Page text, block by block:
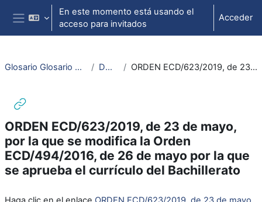
Salta al contenido principal
Panel lateral
En este momento está usando el
acceso para invitados
Acceder
Glosario Glosario bilingüe español-francés sobre legislación y normativa del sistema educativo DOCUMENTOS DE TRABAJO ORDEN ECD/623/2019, de 23 de mayo, por la que se modifica la Orden ECD/494/2016, de 26 de mayo por la que se aprueba el currículo del Bachillerato
ORDEN ECD/623/2019, de 23 de mayo,
por la que se modifica la Orden
ECD/494/2016, de 26 de mayo por la que
se aprueba el currículo del Bachillerato